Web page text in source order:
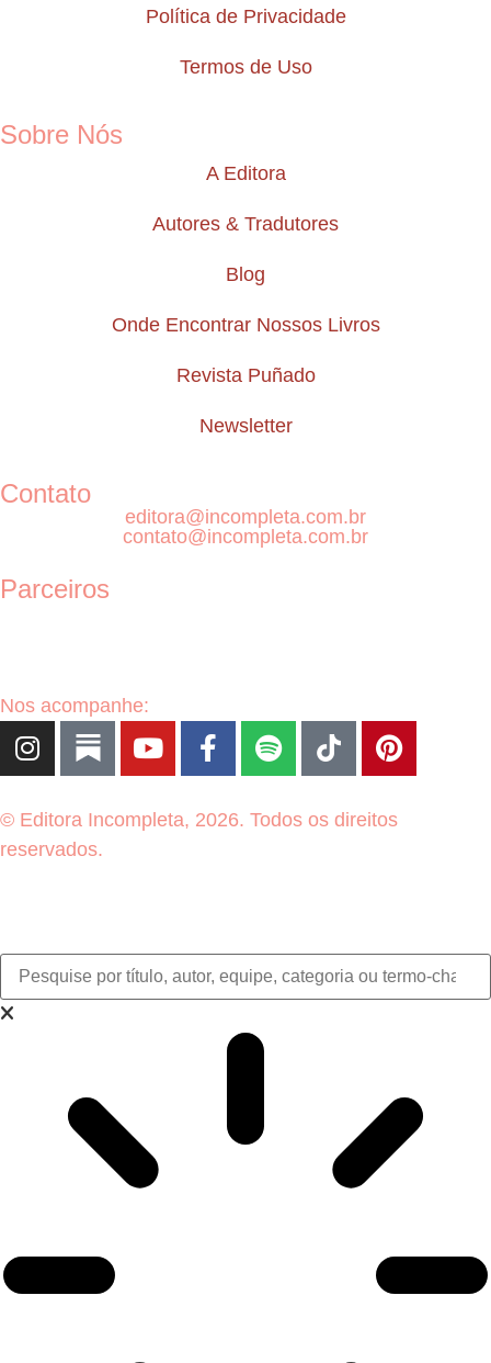
Política de Privacidade
Termos de Uso
Sobre Nós
A Editora
Autores & Tradutores
Blog
Onde Encontrar Nossos Livros
Revista Puñado
Newsletter
Contato
editora@incompleta.com.br
contato@incompleta.com.br
Parceiros
Nos acompanhe:
© Editora Incompleta, 2026. Todos os direitos
reservados.